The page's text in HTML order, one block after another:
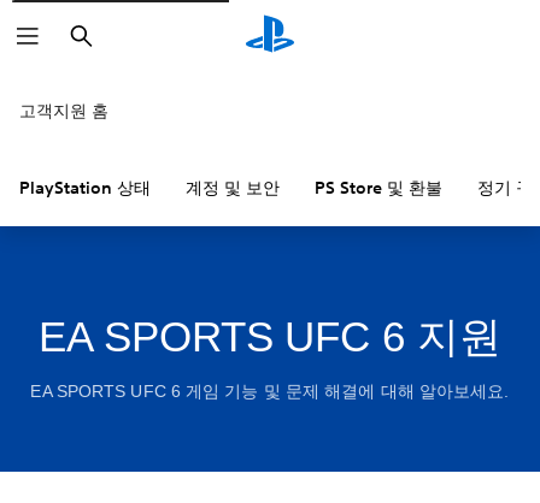
검
색
고객지원 홈
PlayStation 상태 계정 및 보안 PS Store 및 환불 정기 구
EA SPORTS UFC 6 지원
EA SPORTS UFC 6 게임 기능 및 문제 해결에 대해 알아보세요.